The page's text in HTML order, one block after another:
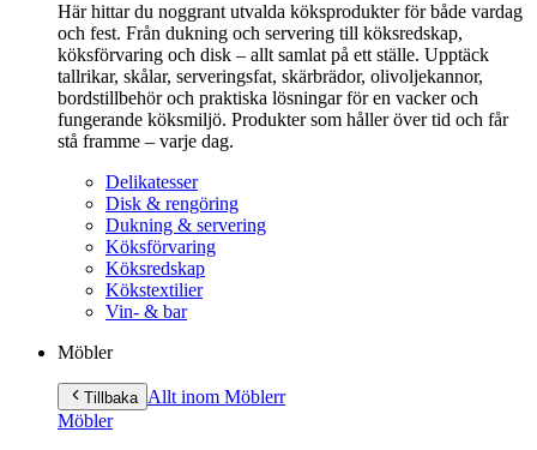
Här hittar du noggrant utvalda köksprodukter för både vardag
och fest. Från dukning och servering till köksredskap,
köksförvaring och disk – allt samlat på ett ställe. Upptäck
tallrikar, skålar, serveringsfat, skärbrädor, olivoljekannor,
bordstillbehör och praktiska lösningar för en vacker och
fungerande köksmiljö. Produkter som håller över tid och får
stå framme – varje dag.
Delikatesser
Disk & rengöring
Dukning & servering
Köksförvaring
Köksredskap
Kökstextilier
Vin- & bar
Möbler
Tillbaka Allt inom Möblerr
Möbler